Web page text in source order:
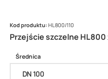
Przejście szczelne
Kod produktu: HL800/110
Średnica